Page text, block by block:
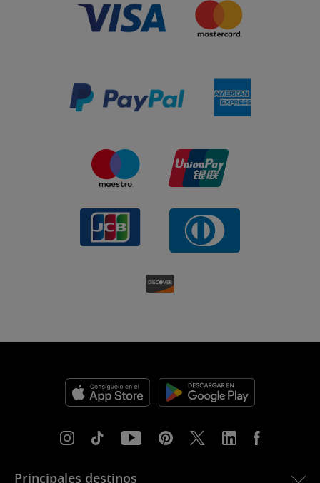
Principales destinos